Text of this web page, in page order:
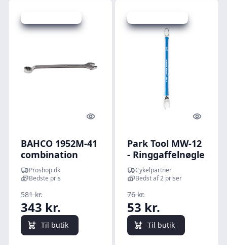
Quick look
BAHCO 1952M-41
combination
wrench
Proshop.dk
Bedste pris
581 kr.
343 kr.
Til butik
Quick
Park Tool MW-12
- Ringgaffelnøgle
- 12mm
Cykelpartner
Bedst af 2 priser
76 kr.
53 kr.
Til butik